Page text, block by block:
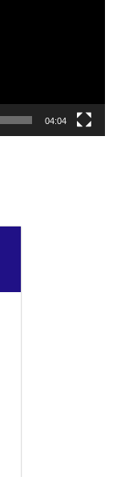
04:04